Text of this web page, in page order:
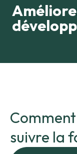
suivre la